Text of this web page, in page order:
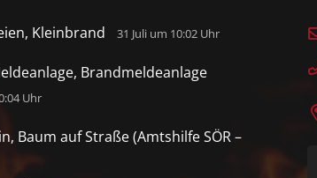
Kleinbrand 31 Juli um 10:02 Uhr
Brandmeldeanlage
Uhr
Baum auf Straße (Amtshilfe SÖR –